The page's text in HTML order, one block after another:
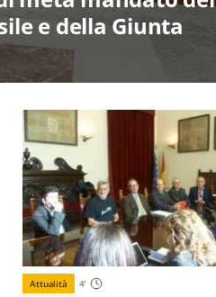
e della Giunta
Attualità 4'